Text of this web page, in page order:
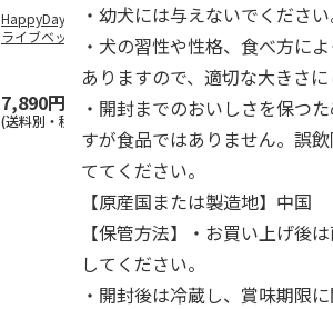
HappyDays 2wayド
ライブベッド グレ
7,890円
(送料別・税込)
獣医師開発 ニオイ
をとる砂専用 猫ト
イレ ナチュラルグ
レー
1,550円
(送料別・税込)
デオト
らな
ンド 4L
(送料
・幼犬には与えないでください
・犬の習性や性格、食べ方に
ありますので、適切な大きさに
・開封までのおいしさを保つ
すが食品ではありません。誤
ててください。
【原産国または製造地】中国
【保管方法】・お買い上げ後
してください。
・開封後は冷蔵し、賞味期限